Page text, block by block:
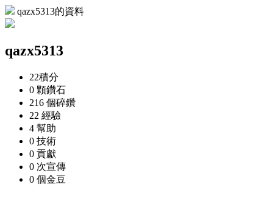
qazx5313的資料
qazx5313
22積分
0 顆鑽石
216 個碎鑽
22 經驗
4 幫助
0 技術
0 貢獻
0 次宣傳
0 個金豆